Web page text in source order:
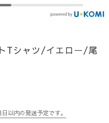
ヶ月半
？）や
枚で残
ツや
ねて
ドも
製作がスタート
しています✨
ーズは、 ご注文
め方なので、 い
Tシャツ/イエロー/尾
以内の発送予定です。